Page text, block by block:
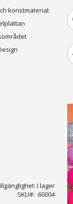
konstmaterial:
I lager
SKU
60004